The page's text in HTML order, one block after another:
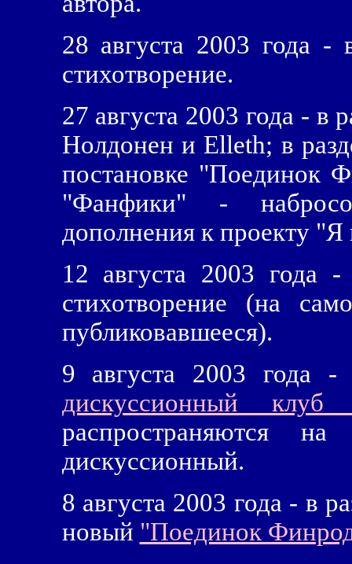
28 августа 2003 года
стихотворение.
27 августа 2003 года - в
Нолдонен и Elleth; в
постановке "Поединок
"Фанфики" -
дополнения к проекту
12 августа 2003 года
стихотворение (на
публиковавшееся).
9 августа 2003 года -
дискуссионный
дискуссионный.
8 августа 2003 года - в
новый "Поединок